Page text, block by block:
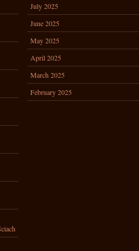
July 2025
June 2025
May 2025
April 2025
March 2025
February 2025